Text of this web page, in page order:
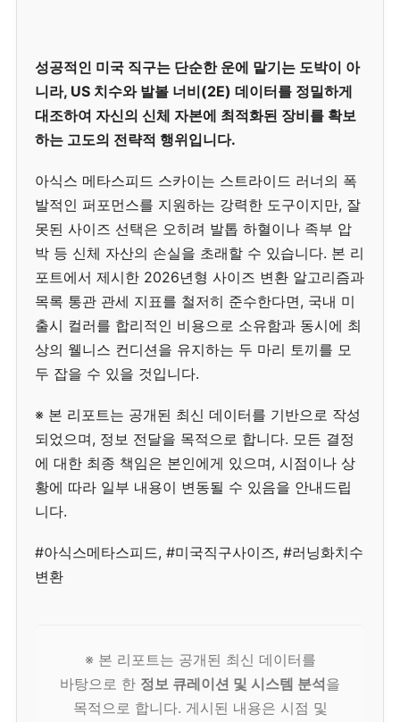
성공적인 미국 직구는 단순한 운에 맡기는 도박이 아
니라, US 치수와 발볼 너비(2E) 데이터를 정밀하게
대조하여 자신의 신체 자본에 최적화된 장비를 확보
하는 고도의 전략적 행위입니다.
아식스 메타스피드 스카이는 스트라이드 러너의 폭
발적인 퍼포먼스를 지원하는 강력한 도구이지만, 잘
못된 사이즈 선택은 오히려 발톱 하혈이나 족부 압
박 등 신체 자산의 손실을 초래할 수 있습니다. 본 리
포트에서 제시한 2026년형 사이즈 변환 알고리즘과
목록 통관 관세 지표를 철저히 준수한다면, 국내 미
출시 컬러를 합리적인 비용으로 소유함과 동시에 최
상의 웰니스 컨디션을 유지하는 두 마리 토끼를 모
두 잡을 수 있을 것입니다.
※ 본 리포트는 공개된 최신 데이터를 기반으로 작성
되었으며, 정보 전달을 목적으로 합니다. 모든 결정
에 대한 최종 책임은 본인에게 있으며, 시점이나 상
황에 따라 일부 내용이 변동될 수 있음을 안내드립
니다.
#아식스메타스피드, #미국직구사이즈, #러닝화치수
변환
※ 본 리포트는 공개된 최신 데이터를
바탕으로 한 정보 큐레이션 및 시스템 분석을
목적으로 합니다. 게시된 내용은 시점 및